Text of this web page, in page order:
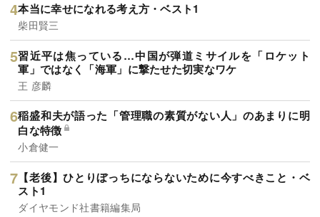
本当に幸せになれる考え方・ベスト1
柴田賢三
習近平は焦っている…中国が弾道ミサイルを「ロケット
軍」ではなく「海軍」に撃たせた切実なワケ
王 彦麟
稲盛和夫が語った「管理職の素質がない人」のあまりに明
白な特徴
小倉健一
【老後】ひとりぼっちにならないために今すべきこと・ベ
スト1
ダイヤモンド社書籍編集局